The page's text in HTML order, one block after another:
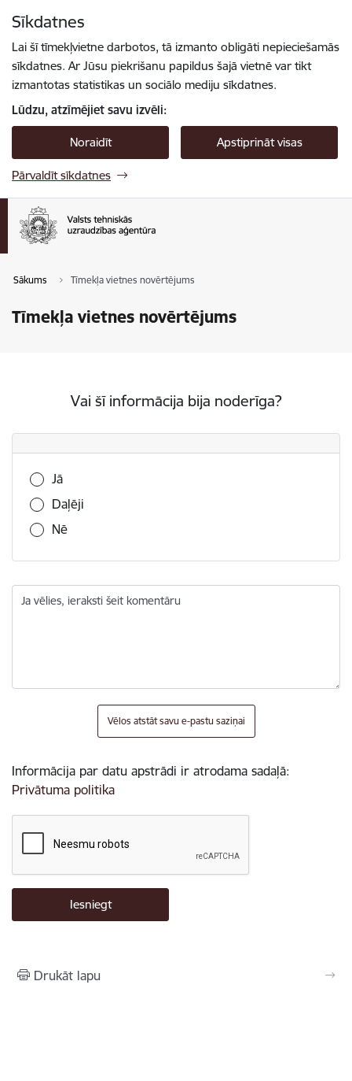
Sīkdatnes
Lai šī tīmekļvietne darbotos, tā izmanto obligāti nepieciešamās
sīkdatnes. Ar Jūsu piekrišanu papildus šajā vietnē var tikt
izmantotas statistikas un sociālo mediju sīkdatnes.
Lūdzu, atzīmējiet savu izvēli:
Noraidīt Apstiprināt visas
Pārvaldīt sīkdatnes
Sākums Tīmekļa vietnes novērtējums
Tīmekļa vietnes novērtējums
Vai šī informācija bija noderīga?
Vai šī informācija bija noderīga?
Jā
Daļēji
Nē
Ja vēlies, ieraksti šeit komentāru
Vēlos atstāt savu e-pastu saziņai
Informācija par datu apstrādi ir atrodama sadaļā:
Privātuma politika
Drukāt lapu